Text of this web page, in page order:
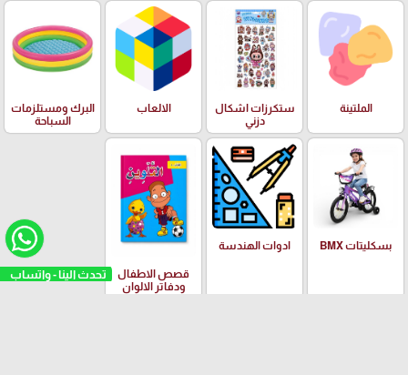
تحدث الينا - واتساب
الملتينة
ستكرزات اشكال
دزني
الالعاب
البرك ومستلزمات
السباحة
بسكليتات BMX ادوات الهندسة
قصص الاطفال
ودفاتر الالوان